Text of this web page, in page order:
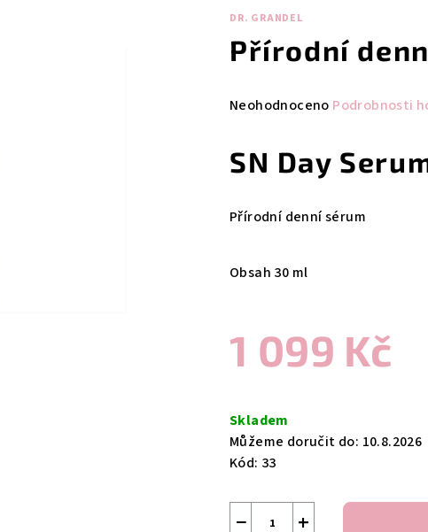
DR. GRANDEL
Přírodní
Průměrné
je
z
Neohodnoceno Podrobnosti
SN Day
Přírodní denní sérum
Obsah 30 ml
1 099 Kč
cena:
Skladem
Můžeme doručit do: 10.8.2026
Kód: 33
+
−